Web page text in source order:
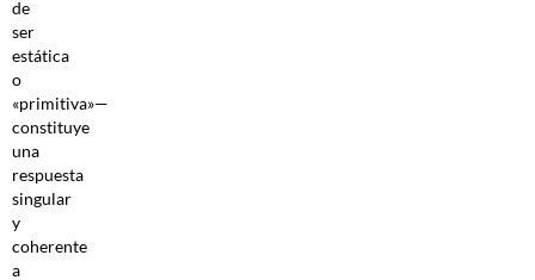
de
ser
estática
o
«primitiva»—
constituye
una
respuesta
singular
y
coherente
a